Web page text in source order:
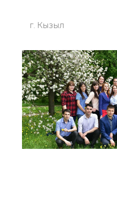
г. Кызыл